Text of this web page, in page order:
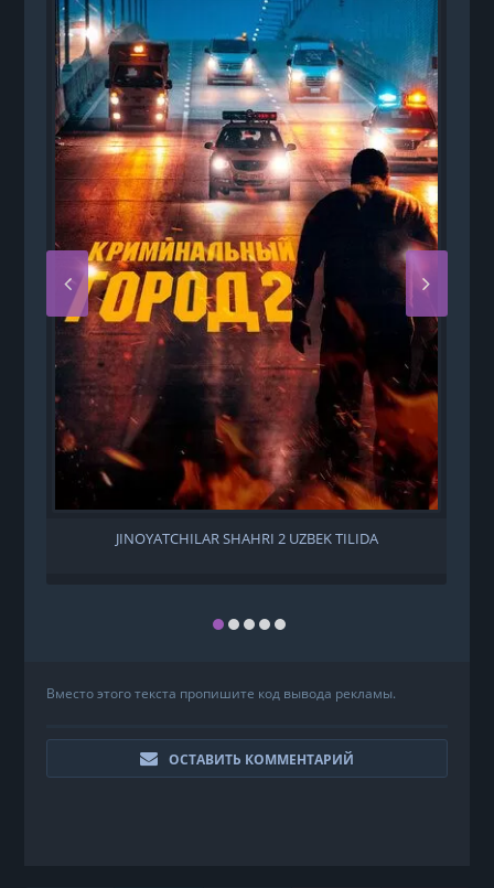
JINOYATCHILAR SHAHRI 2 UZBEK TILIDA
Вместо этого текста пропишите код вывода рекламы.
ОСТАВИТЬ КОММЕНТАРИЙ